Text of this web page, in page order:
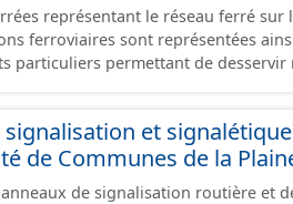
représentant le réseau ferré sur
ferroviaires sont représentées
particuliers permettant de
signalisation et
de Communes de la
de signalisation routière et